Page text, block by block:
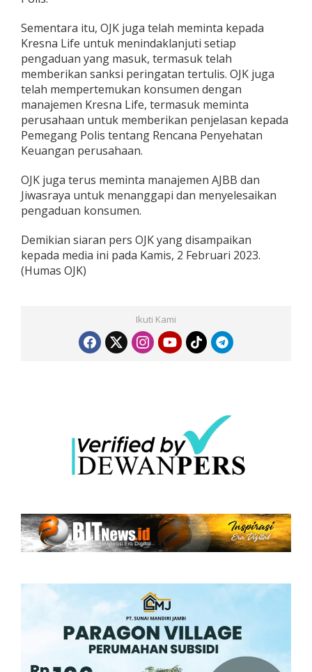
Sementara itu, OJK juga telah meminta kepada
Kresna Life untuk menindaklanjuti setiap
pengaduan yang masuk, termasuk telah
memberikan sanksi peringatan tertulis. OJK juga
telah mempertemukan konsumen dengan
manajemen Kresna Life, termasuk meminta
perusahaan untuk memberikan penjelasan kepada
Pemegang Polis tentang Rencana Penyehatan
Keuangan perusahaan.
OJK juga terus meminta manajemen AJBB dan
Jiwasraya untuk menanggapi dan menyelesaikan
pengaduan konsumen.
Demikian siaran pers OJK yang disampaikan
kepada media ini pada Kamis, 2 Februari 2023.
(Humas OJK)
Ikuti Kami